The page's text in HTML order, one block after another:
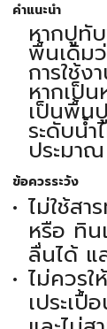
คำแนะนำ
หากปูทั
พื้นเดิม
การใช้ง
หากเป็
เป็นพื้น
ระดับน้
ประมา
ข้อควรระวัง
ไม่ใช้สา
หรือ ทิน
ลื่นได้ แ
ไม่ควร
เประเ